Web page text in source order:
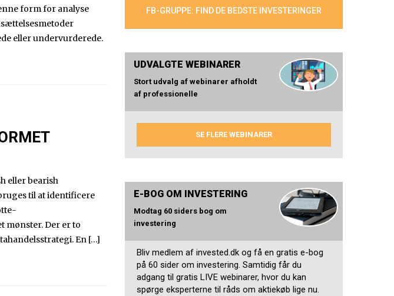
form for analyse
eller undervurderede.
eller bearish
til at identificere
mønster. Der er to
En […]
FB-GRUPPE: FIND DE BEDSTE INVESTERINGER
UDVALGTE WEBINARER
Stort udvalg af webinarer afholdt
af professionelle
SE FLERE WEBINARER
E-BOG OM INVESTERING
Modtag 60 siders bog om
investering
Bliv medlem af invested.dk og få en gratis e-bog
på 60 sider om investering. Samtidig får du
adgang til gratis LIVE webinarer, hvor du kan
spørge eksperterne til råds om aktiekøb lige nu.